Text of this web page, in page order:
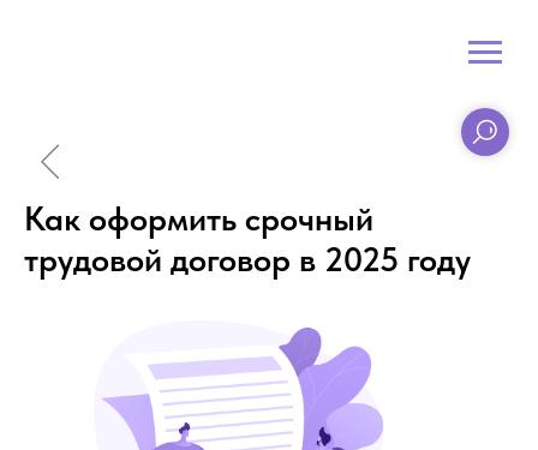
Как оформить срочный
трудовой договор в 2025 году